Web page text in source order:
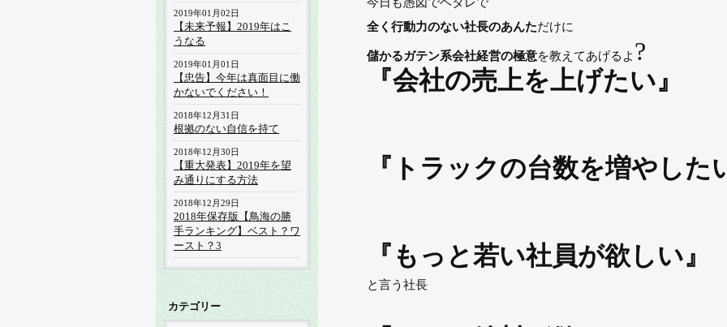
全く行動力のない社長のあんただけに
儲かるガテン系会社経営の極意を教えてあげるよ ?
『会社の売上を上げたい』
『トラックの台数を増やした
『もっと若い社員が欲しい』
と言う社長
2019年01月02日
【未来予報】2019年はこ
うなる
2019年01月01日
【忠告】今年は真面目に働
かないでください！
2018年12月31日
根拠のない自信を持て
2018年12月30日
【重大発表】2019年を望
み通りにする方法
2018年12月29日
2018年保存版【鳥海の勝
手ランキング】ベスト？ワ
ースト？3
カテゴリー